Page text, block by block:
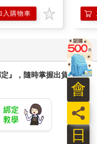
入購物車
』，隨時掌握出貨動
日
員
會